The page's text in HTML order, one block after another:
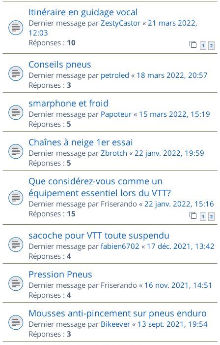
Itinéraire en guidage vocal
Dernier message par ZestyCastor « 21 mars 2022,
12:03
Réponses : 10 1 2
Conseils pneus
Dernier message par petroled « 18 mars 2022, 20:57
Réponses : 3
smarphone et froid
Dernier message par Papoteur « 15 mars 2022, 15:19
Réponses : 5
Chaînes à neige 1er essai
Dernier message par Zbrotch « 22 janv. 2022, 19:59
Réponses : 5
Que considérez-vous comme un
équipement essentiel lors du VTT?
Dernier message par Friserando « 22 janv. 2022, 15:16
Réponses : 15 1 2
sacoche pour VTT toute suspendu
Dernier message par fabien6702 « 17 déc. 2021, 13:42
Réponses : 4
Pression Pneus
Dernier message par Friserando « 16 nov. 2021, 14:51
Réponses : 4
Mousses anti-pincement sur pneus enduro
Dernier message par Bikeever « 13 sept. 2021, 19:54
Réponses : 3